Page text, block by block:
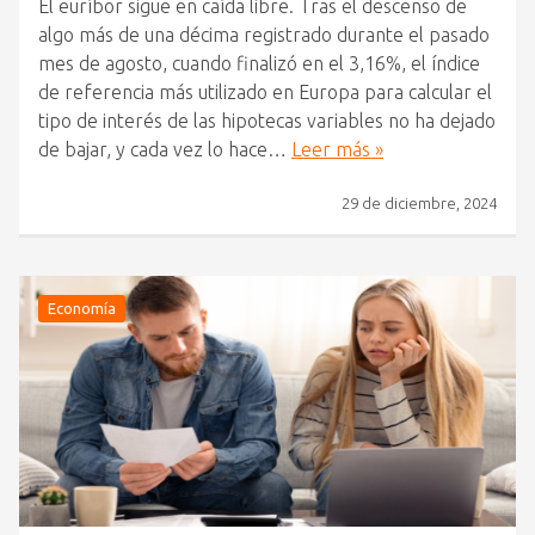
El euríbor sigue en caída libre. Tras el descenso de
algo más de una décima registrado durante el pasado
mes de agosto, cuando finalizó en el 3,16%, el índice
de referencia más utilizado en Europa para calcular el
tipo de interés de las hipotecas variables no ha dejado
de bajar, y cada vez lo hace… Leer más »
29 de diciembre, 2024
Economía